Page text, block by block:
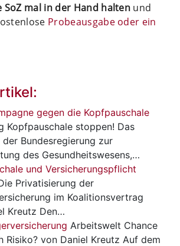
SoZ mal in der Hand halten und
Probeausgabe oder ein
gegen die Kopfpauschale
Kopfpauschale stoppen! Das
der Bundesregierung zur
des Gesundheitswesens,…
und Versicherungspflicht
Privatisierung der
im Koalitionsvertrag
Kreutz Den…
Arbeitswelt Chance
Risiko? von Daniel Kreutz Auf dem